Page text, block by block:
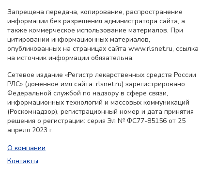
Запрещена передача, копирование, распространение
информации без разрешения администратора сайта, а
также коммерческое использование материалов. При
цитировании информационных материалов,
опубликованных на страницах сайта www.rlsnet.ru, ссылка
на источник информации обязательна.
Сетевое издание «Регистр лекарственных средств России
РЛС» (доменное имя сайта: rlsnet.ru) зарегистрировано
Федеральной службой по надзору в сфере связи,
информационных технологий и массовых коммуникаций
(Роскомнадзор), регистрационный номер и дата принятия
решения о регистрации: серия Эл № ФС77-85156 от 25
апреля 2023 г.
О компании
Контакты